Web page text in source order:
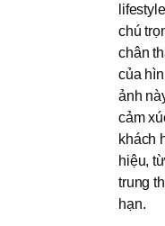
chú
chân
của
ảnh
cảm
khách
hiệu,
trung
hạn.